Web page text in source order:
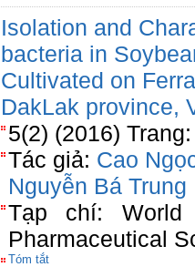
Isolation and
bacteria in
Cultivated on
DakLak province,
5(2) (2016)
Tác giả: Cao
Nguyễn Bá Trung
Tạp chí: World
Pharmaceutical
Tóm tắt